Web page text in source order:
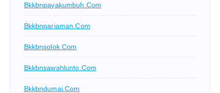
Bkkbnpayakumbuh.com
Bkkbnpariaman.com
Bkkbnsolok.com
Bkkbnsawahlunto.com
Bkkbndumai.com